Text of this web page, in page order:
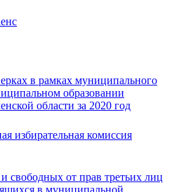
в рамках муниципального
образовании
области за 2020 год
избирательная комиссия
свободных от прав третьих лиц
в муниципальной